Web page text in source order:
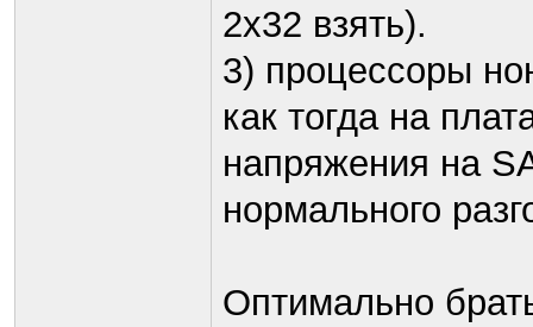
2х32 взять).
3) процессоры
как тогда на
напряжения на
нормального
Оптимально